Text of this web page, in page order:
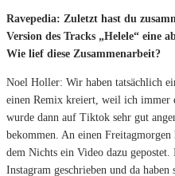
Ravepedia: Zuletzt hast du
Version des Tracks „Helele“ eine
Wie lief diese Zusammenarbeit?
Noel Holler: Wir haben tatsächlich
einen Remix kreiert, weil ich immer
wurde dann auf Tiktok sehr gut
bekommen. An einen
dem Nichts ein Video dazu
Instagram geschrieben und da haben